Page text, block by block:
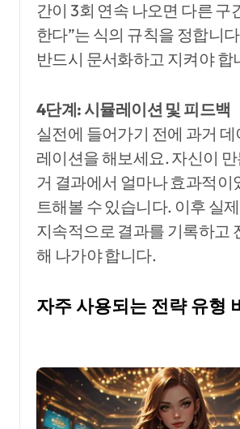
간이 3회 연속 나오면 다른 구
한다”는 식의 규칙을 정합니
반드시 문서화하고 지켜야 합
4단계: 시뮬레이션 및 피드백
실전에 들어가기 전에 과거
레이션을 해보세요. 자신이
거 결과에서 얼마나 효과적이
트해볼 수 있습니다. 이후 실
지속적으로 결과를 기록하고
해 나가야 합니다.
자주 사용되는 전략 유형